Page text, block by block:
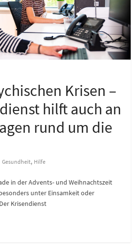
Krisen –
hilft auch an
rund um die
Gesundheit, Hilfe
in der Advents- und Weihnachtszeit
unter Einsamkeit oder
Krisendienst